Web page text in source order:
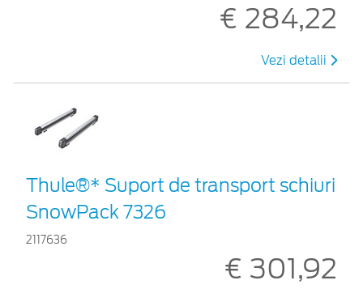
€ 284,22
Vezi detalii
Thule®* Suport de transport schiuri
SnowPack 7326
2117636
€ 301,92